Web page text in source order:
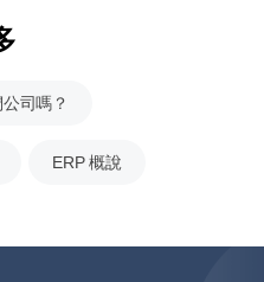
司嗎？
ERP 概說